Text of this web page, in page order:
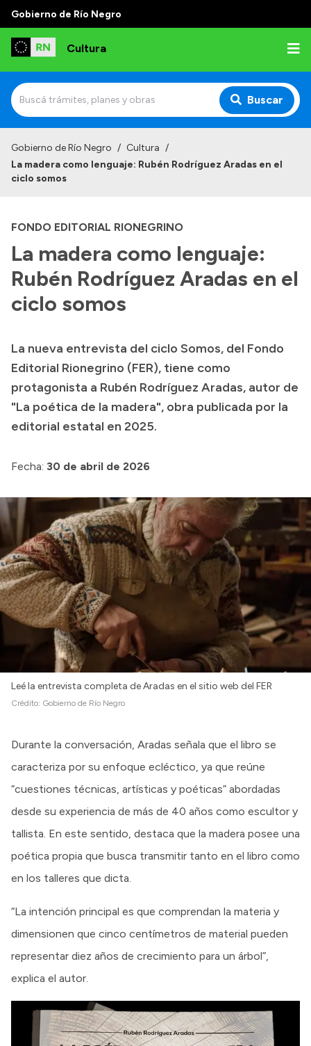
Gobierno de Río Negro
Cultura
Buscar
Institucional
Autoridades
Delegaciones
Normativa
Presupuesto
Boletín Oficial
Compras y licitaciones
Consulta de expedientes
Convocatorias
Intranet
Login
Gobierno de Río Negro / Cultura /
La madera como lenguaje: Rubén Rodríguez Aradas en el
ciclo somos
FONDO EDITORIAL RIONEGRINO
La madera como lenguaje:
Rubén Rodríguez Aradas en el
ciclo somos
La nueva entrevista del ciclo Somos, del Fondo
Editorial Rionegrino (FER), tiene como
protagonista a Rubén Rodríguez Aradas, autor de
"La poética de la madera", obra publicada por la
editorial estatal en 2025.
Fecha: 30 de abril de 2026
Leé la entrevista completa de Aradas en el sitio web del FER
Crédito: Gobierno de Río Negro
Durante la conversación, Aradas señala que el libro se
caracteriza por su enfoque ecléctico, ya que reúne
“cuestiones técnicas, artísticas y poéticas” abordadas
desde su experiencia de más de 40 años como escultor y
tallista. En este sentido, destaca que la madera posee una
poética propia que busca transmitir tanto en el libro como
en los talleres que dicta.
“La intención principal es que comprendan la materia y
dimensionen que cinco centímetros de material pueden
representar diez años de crecimiento para un árbol”,
explica el autor.